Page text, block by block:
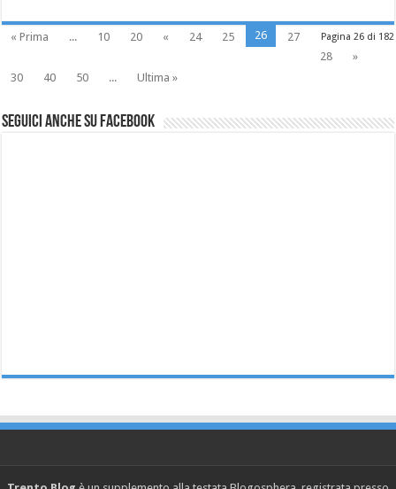
Pagina 26 di 182
« Prima ... 10 20 « 24 25 26
27
28
»
30
40 50 ... Ultima »
Seguici anche su Facebook